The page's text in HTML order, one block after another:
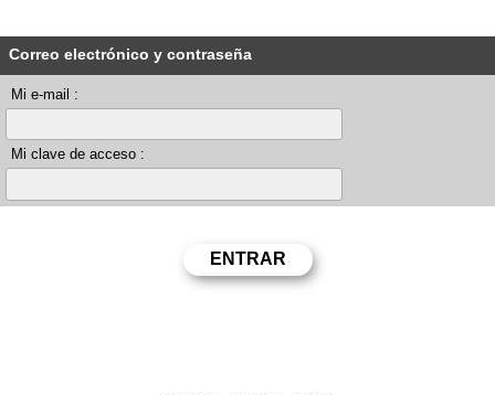
Correo electrónico y contraseña
Mi e-mail :
Mi clave de acceso :